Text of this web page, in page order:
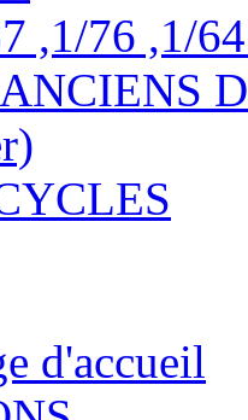
,1/76 ,1/
d'accueil